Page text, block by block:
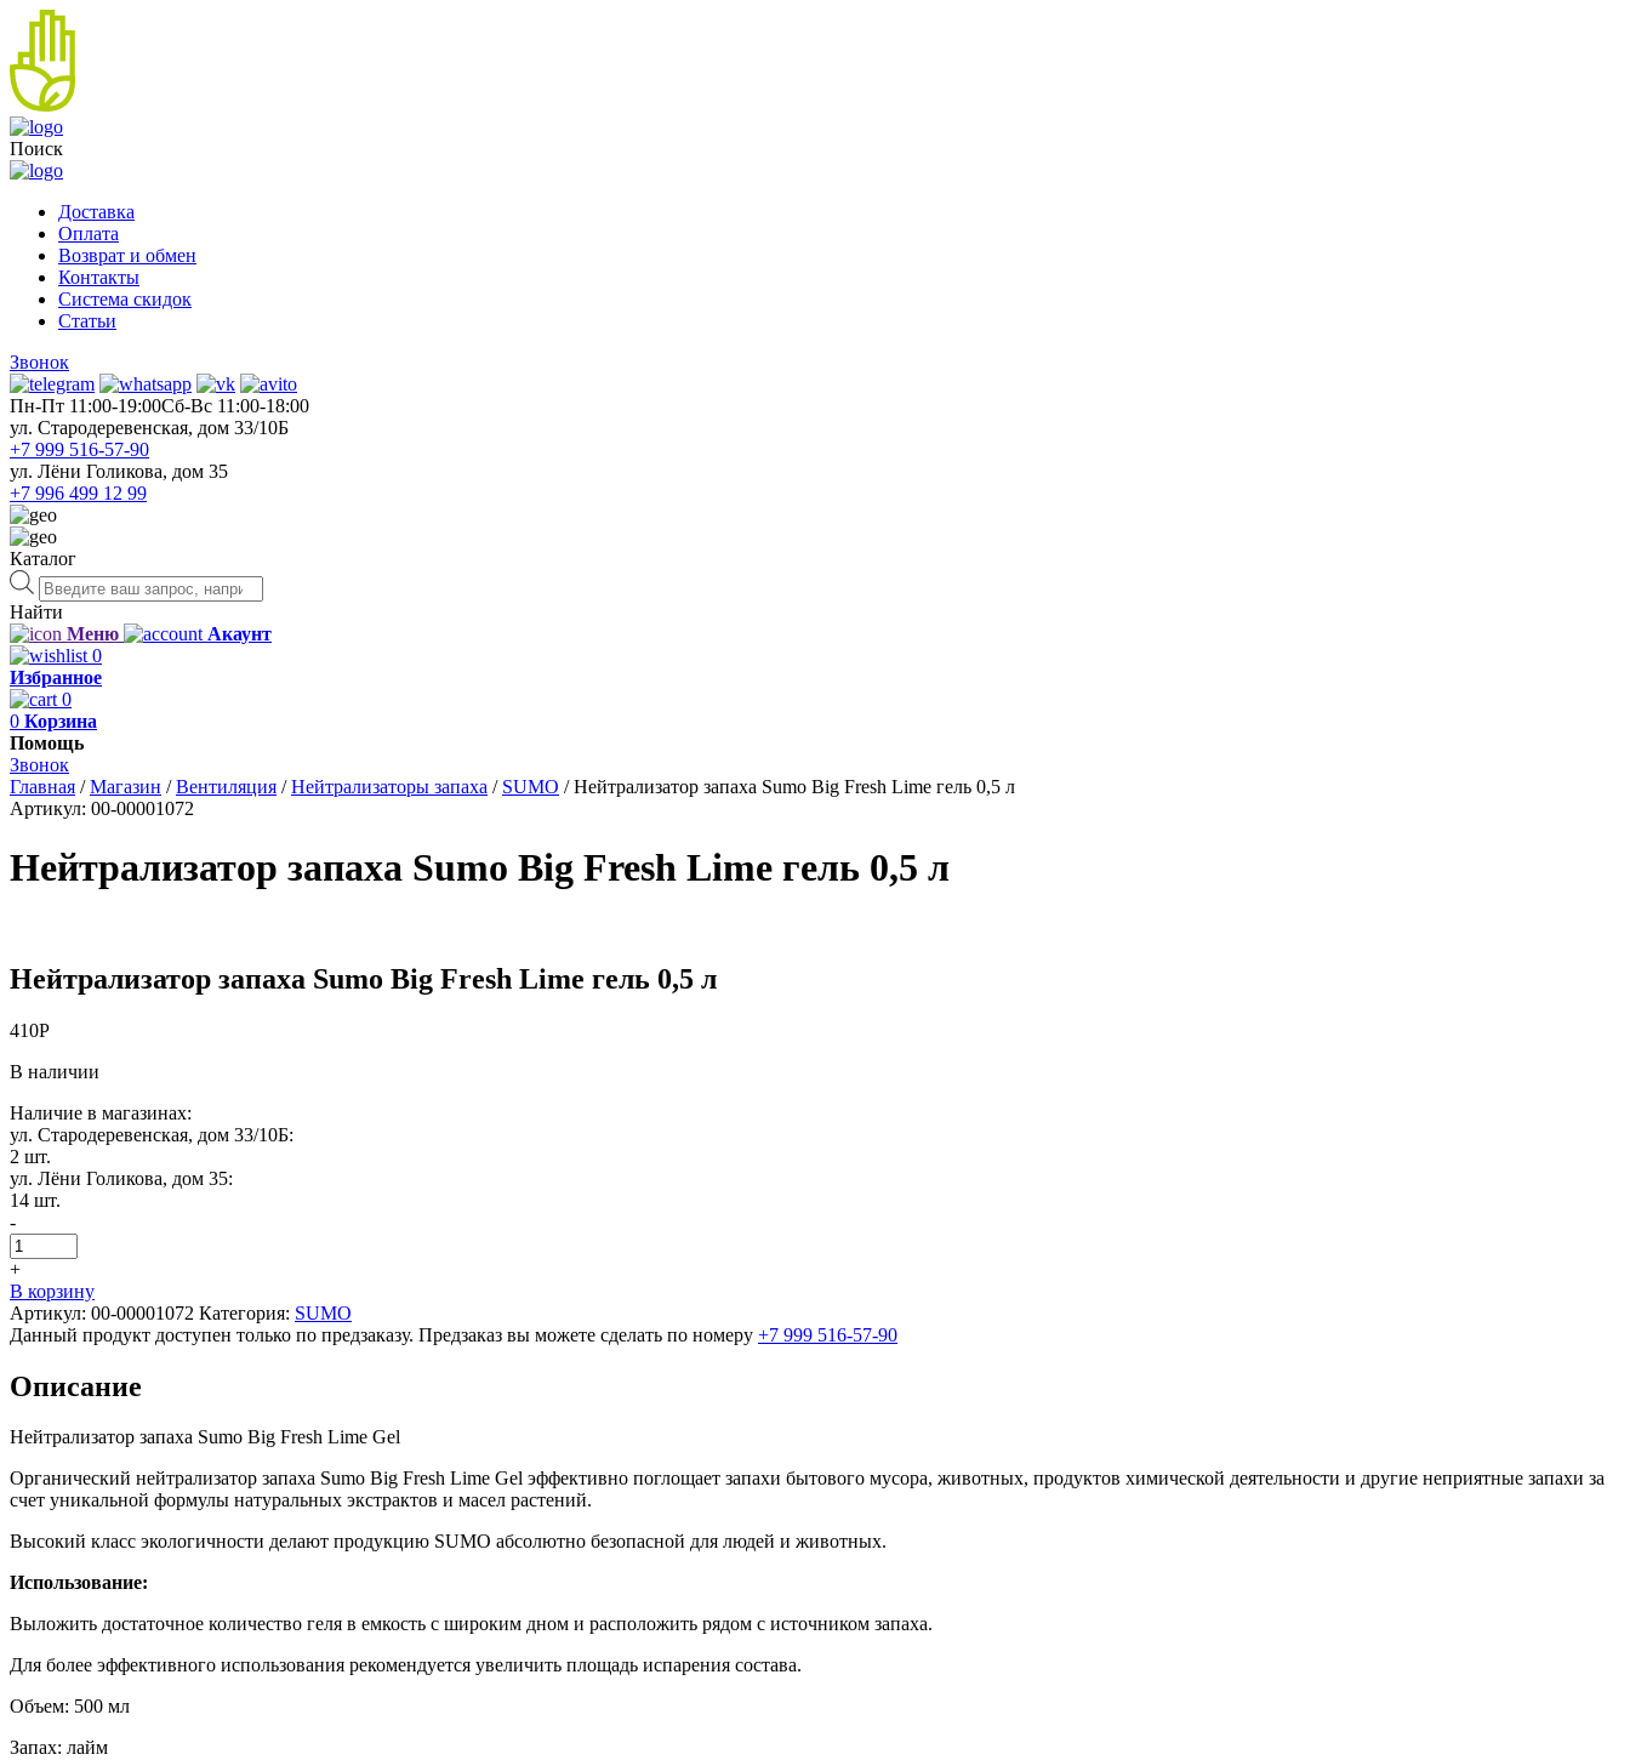
Поиск
Доставка
Оплата
Возврат и обмен
Контакты
Система скидок
Статьи
Звонок
Пн-Пт 11:00-19:00Cб-Вс 11:00-18:00
ул. Стародеревенская, дом 33/10Б
+7 999 516-57-90
ул. Лёни Голикова, дом 35
+7 996 499 12 99
Каталог
Поиск
товаров
Найти
Меню
Акаунт
0
Избранное
0
0 Корзина
Помощь
Звонок
Главная /Магазин /Вентиляция /Нейтрализаторы запаха / SUMO /Нейтрализатор запаха Sumo Big Fresh Lime гель 0,5 л
Артикул: 00-00001072
Нейтрализатор запаха Sumo Big Fresh Lime гель 0,5 л
Нейтрализатор запаха Sumo Big Fresh Lime гель 0,5 л
410Р
В наличии
Наличие в магазинах:
ул. Стародеревенская, дом 33/10Б:
2 шт.
ул. Лёни Голикова, дом 35:
14 шт.
-
+
В корзину
Артикул: 00-00001072 Категория: SUMO
Данный продукт доступен только по предзаказу. Предзаказ вы можете сделать по номеру +7 999 516-57-90
Описание
Нейтрализатор запаха Sumo Big Fresh Lime Gel
Органический нейтрализатор запаха Sumo Big Fresh Lime Gel эффективно поглощает запахи бытового мусора, животных, продуктов химической деятельности и другие неприятные запахи за
счет уникальной формулы натуральных экстрактов и масел растений.
Высокий класс экологичности делают продукцию SUMO абсолютно безопасной для людей и животных.
Использование:
Выложить достаточное количество геля в емкость с широким дном и расположить рядом с источником запаха.
Для более эффективного использования рекомендуется увеличить площадь испарения состава.
Объем: 500 мл
Запах: лайм